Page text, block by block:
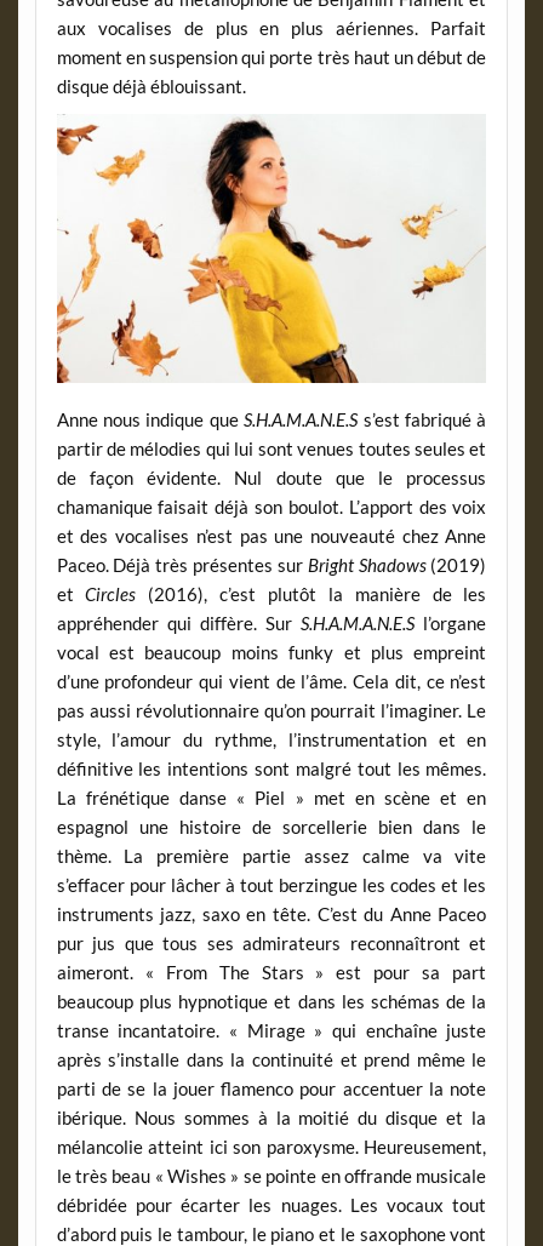
aux vocalises de plus en plus aériennes. Parfait
moment en suspension qui porte très haut un début de
disque déjà éblouissant.
Anne nous indique queS.H.A.M.A.N.E.S s’est fabriqué à
partir de mélodies qui lui sont venues toutes seules et
de façon évidente. Nul doute que le processus
chamanique faisait déjà son boulot. L’apport des voix
et des vocalises n’est pas une nouveauté chez Anne
Paceo. Déjà très présentes sur Bright Shadows(2019)
etCircles (2016), c’est plutôt la manière de les
appréhender qui diffère. SurS.H.A.M.A.N.E.S l’organe
vocal est beaucoup moins funky et plus empreint
d’une profondeur qui vient de l’âme. Cela dit, ce n’est
pas aussi révolutionnaire qu’on pourrait l’imaginer. Le
style, l’amour du rythme, l’instrumentation et en
définitive les intentions sont malgré tout les mêmes.
La frénétique danse « Piel » met en scène et en
espagnol une histoire de sorcellerie bien dans le
thème. La première partie assez calme va vite
s’effacer pour lâcher à tout berzingue les codes et les
instruments jazz, saxo en tête. C’est du Anne Paceo
pur jus que tous ses admirateurs reconnaîtront et
aimeront. « From The Stars » est pour sa part
beaucoup plus hypnotique et dans les schémas de la
transe incantatoire. « Mirage » qui enchaîne juste
après s’installe dans la continuité et prend même le
parti de se la jouer flamenco pour accentuer la note
ibérique. Nous sommes à la moitié du disque et la
mélancolie atteint ici son paroxysme. Heureusement,
le très beau « Wishes » se pointe en offrande musicale
débridée pour écarter les nuages. Les vocaux tout
d’abord puis le tambour, le piano et le saxophone vont